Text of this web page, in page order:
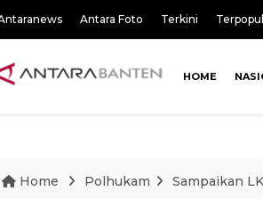
Antara Foto Terkini
HOME
Home Polhukam Sampaikan